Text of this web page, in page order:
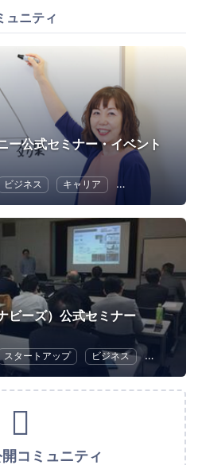
ュニティ
ー公式セミナー・イベント
ビジネス キャリア コミュニケーシ
ビーズ）公式セミナー
スタートアップ ビジネス ロボット
コミュニティ